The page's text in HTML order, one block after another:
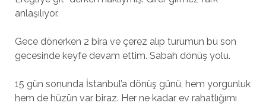
anlaşılıyor.
Gece dönerken 2 bira ve çerez alıp turumun bu son
gecesinde keyfe devam ettim. Sabah dönüş yolu.
15 gün sonunda İstanbul’a dönüş günü, hem yorgunluk
hem de hüzün var biraz. Her ne kadar ev rahatlığımı